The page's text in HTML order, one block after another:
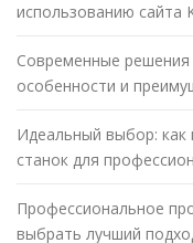
использованию сайта
Современные
особенности и
Идеальный выбор: как
станок для
Профессиональное
выбрать лучший